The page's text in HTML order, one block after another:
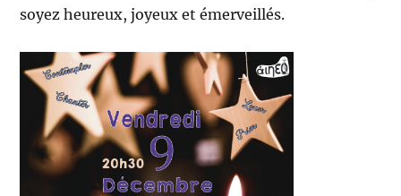
soyez heureux, joyeux et émerveillés.